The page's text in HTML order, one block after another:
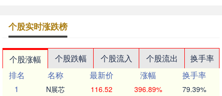
个股实时涨跌榜
个股涨幅 个股跌幅 个股流入 个股流出
换手率
排名
名称 最新价 涨幅
换手率
1
N展芯 116.52 396.89% 79.39%